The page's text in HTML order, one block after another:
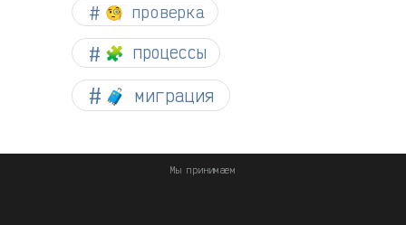
🧐 проверка
🧩 процессы
🧳 миграция
Мы принимаем